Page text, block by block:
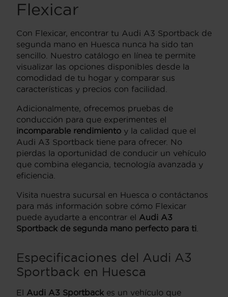
Flexicar
Con Flexicar, encontrar tu Audi A3 Sportback de
segunda mano en Huesca nunca ha sido tan
sencillo. Nuestro catálogo en línea te permite
visualizar las opciones disponibles desde la
comodidad de tu hogar y comparar sus
características y precios con facilidad.
Adicionalmente, ofrecemos pruebas de
conducción para que experimentes el
incomparable rendimiento y la calidad que el
Audi A3 Sportback tiene para ofrecer. No
pierdas la oportunidad de conducir un vehículo
que combina elegancia, tecnología avanzada y
eficiencia.
Visita nuestra sucursal en Huesca o contáctanos
para más información sobre cómo Flexicar
puede ayudarte a encontrar el Audi A3
Sportback de segunda mano perfecto para ti
Especificaciones del Audi A3
Sportback en Huesca
El Audi A3 Sportback es un vehículo que